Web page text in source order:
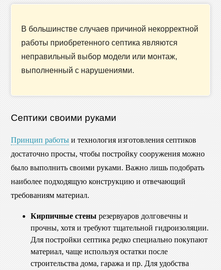
В большинстве случаев причиной некорректной
работы приобретенного септика являются
неправильный выбор модели или монтаж,
выполненный с нарушениями.
Септики своими руками
Принцип работы и технология изготовления септиков
достаточно просты, чтобы постройку сооружения можно
было выполнить своими руками. Важно лишь подобрать
наиболее подходящую конструкцию и отвечающий
требованиям материал.
Кирпичные стены резервуаров долговечны и
прочны, хотя и требуют тщательной гидроизоляции.
Для постройки септика редко специально покупают
материал, чаще используя остатки после
строительства дома, гаража и пр. Для удобства